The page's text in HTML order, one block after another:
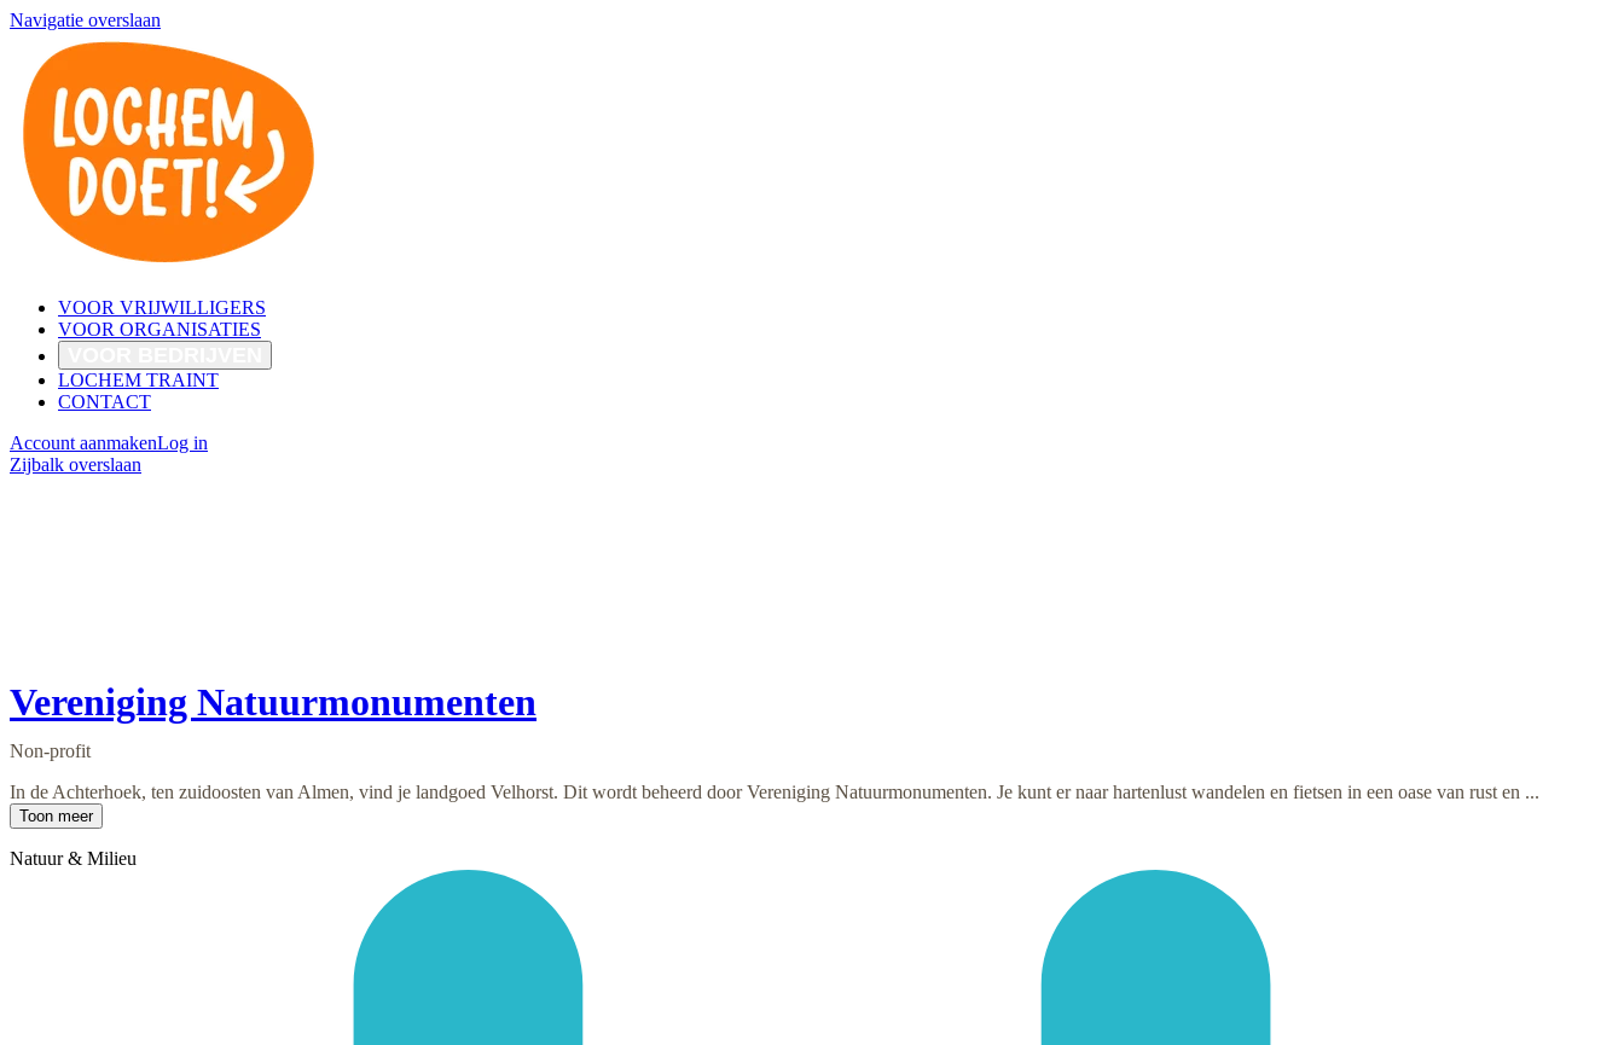
Navigatie overslaan
VOOR VRIJWILLIGERS
VOOR ORGANISATIES
LOCHEM TRAINT
CONTACT
Account aanmakenLog in
Zijbalk overslaan
Vereniging Natuurmonumenten
Non-profit
In de Achterhoek, ten zuidoosten van Almen, vind je landgoed Velhorst. Dit wordt beheerd door Vereniging Natuurmonumenten. Je kunt er naar hartenlust wandelen en fietsen in een oase van rust en ...
Toon meer
Natuur & Milieu